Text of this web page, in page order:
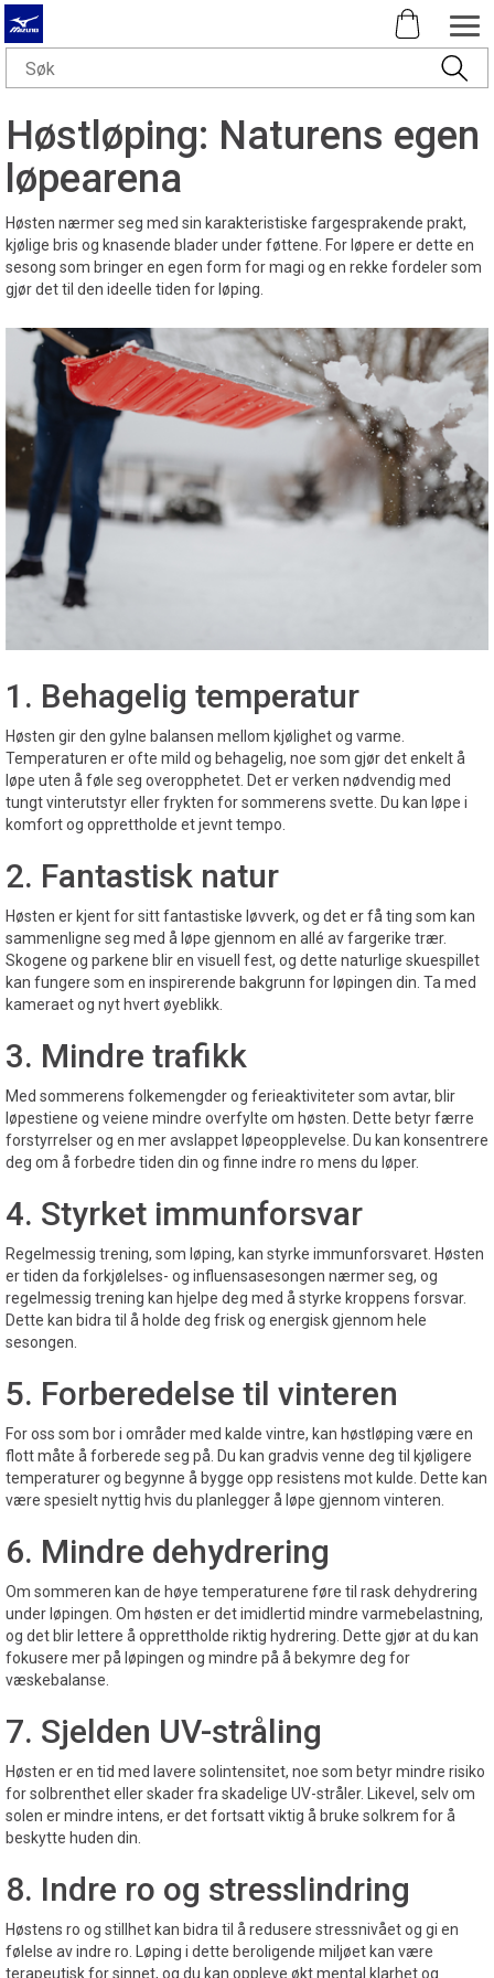
Høstløping: Naturens egen
løpearena
Høsten nærmer seg med sin karakteristiske fargesprakende prakt,
kjølige bris og knasende blader under føttene. For løpere er dette en
sesong som bringer en egen form for magi og en rekke fordeler som
gjør det til den ideelle tiden for løping.
1. Behagelig temperatur
Høsten gir den gylne balansen mellom kjølighet og varme.
Temperaturen er ofte mild og behagelig, noe som gjør det enkelt å
løpe uten å føle seg overopphetet. Det er verken nødvendig med
tungt vinterutstyr eller frykten for sommerens svette. Du kan løpe i
komfort og opprettholde et jevnt tempo.
2. Fantastisk natur
Høsten er kjent for sitt fantastiske løvverk, og det er få ting som kan
sammenligne seg med å løpe gjennom en allé av fargerike trær.
Skogene og parkene blir en visuell fest, og dette naturlige skuespillet
kan fungere som en inspirerende bakgrunn for løpingen din. Ta med
kameraet og nyt hvert øyeblikk.
3. Mindre trafikk
Med sommerens folkemengder og ferieaktiviteter som avtar, blir
løpestiene og veiene mindre overfylte om høsten. Dette betyr færre
forstyrrelser og en mer avslappet løpeopplevelse. Du kan konsentrere
deg om å forbedre tiden din og finne indre ro mens du løper.
4. Styrket immunforsvar
Regelmessig trening, som løping, kan styrke immunforsvaret. Høsten
er tiden da forkjølelses- og influensasesongen nærmer seg, og
regelmessig trening kan hjelpe deg med å styrke kroppens forsvar.
Dette kan bidra til å holde deg frisk og energisk gjennom hele
sesongen.
5. Forberedelse til vinteren
For oss som bor i områder med kalde vintre, kan høstløping være en
flott måte å forberede seg på. Du kan gradvis venne deg til kjøligere
temperaturer og begynne å bygge opp resistens mot kulde. Dette kan
være spesielt nyttig hvis du planlegger å løpe gjennom vinteren.
6. Mindre dehydrering
Om sommeren kan de høye temperaturene føre til rask dehydrering
under løpingen. Om høsten er det imidlertid mindre varmebelastning,
og det blir lettere å opprettholde riktig hydrering. Dette gjør at du kan
fokusere mer på løpingen og mindre på å bekymre deg for
væskebalanse.
7. Sjelden UV-stråling
Høsten er en tid med lavere solintensitet, noe som betyr mindre risiko
for solbrenthet eller skader fra skadelige UV-stråler. Likevel, selv om
solen er mindre intens, er det fortsatt viktig å bruke solkrem for å
beskytte huden din.
8. Indre ro og stresslindring
Høstens ro og stillhet kan bidra til å redusere stressnivået og gi en
følelse av indre ro. Løping i dette beroligende miljøet kan være
terapeutisk for sinnet, og du kan oppleve økt mental klarhet og